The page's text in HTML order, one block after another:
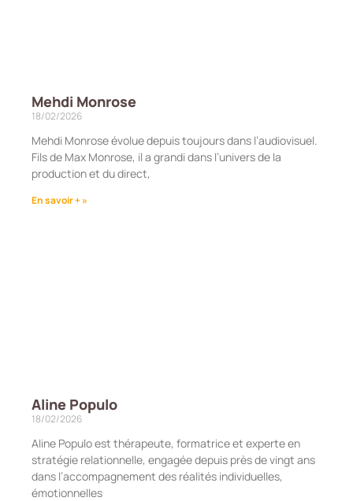
Mehdi Monrose
18/02/2026
Mehdi Monrose évolue depuis toujours dans l’audiovisuel.
Fils de Max Monrose, il a grandi dans l’univers de la
production et du direct,
En savoir + »
Aline Populo
18/02/2026
Aline Populo est thérapeute, formatrice et experte en
stratégie relationnelle, engagée depuis près de vingt ans
dans l’accompagnement des réalités individuelles,
émotionnelles